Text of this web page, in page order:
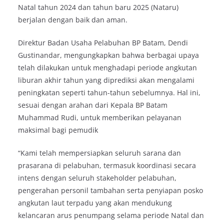
Natal tahun 2024 dan tahun baru 2025 (Nataru)
berjalan dengan baik dan aman.
Direktur Badan Usaha Pelabuhan BP Batam, Dendi
Gustinandar, mengungkapkan bahwa berbagai upaya
telah dilakukan untuk menghadapi periode angkutan
liburan akhir tahun yang diprediksi akan mengalami
peningkatan seperti tahun-tahun sebelumnya. Hal ini,
sesuai dengan arahan dari Kepala BP Batam
Muhammad Rudi, untuk memberikan pelayanan
maksimal bagi pemudik
“Kami telah mempersiapkan seluruh sarana dan
prasarana di pelabuhan, termasuk koordinasi secara
intens dengan seluruh stakeholder pelabuhan,
pengerahan personil tambahan serta penyiapan posko
angkutan laut terpadu yang akan mendukung
kelancaran arus penumpang selama periode Natal dan